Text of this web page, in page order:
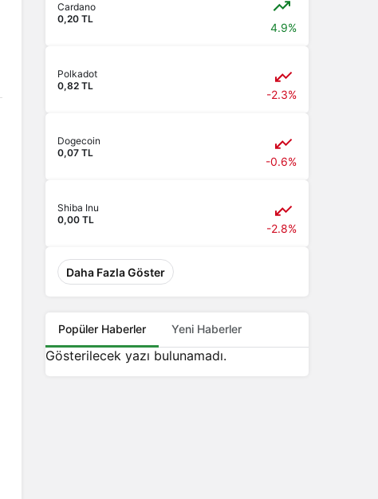
Cardano
0,20 TL
4.9%
Polkadot
0,82 TL
-2.3%
Dogecoin
0,07 TL
-0.6%
Shiba Inu
0,00 TL
-2.8%
Daha Fazla Göster
Popüler Haberler Yeni Haberler
Gösterilecek yazı bulunamadı.